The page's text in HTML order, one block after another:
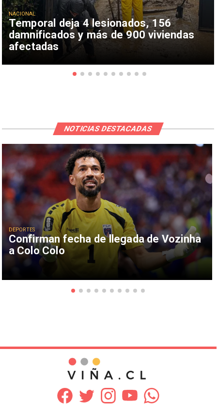
Temporal deja 4 lesionados, 156
damnificados y más de 900 viviendas
afectadas
NACIONAL
Confirman fecha de llegada de Vozinha
a Colo Colo
DEPORTES
NOTICIAS DESTACADAS